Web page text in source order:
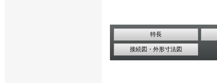
特長
接続図・外形寸法図